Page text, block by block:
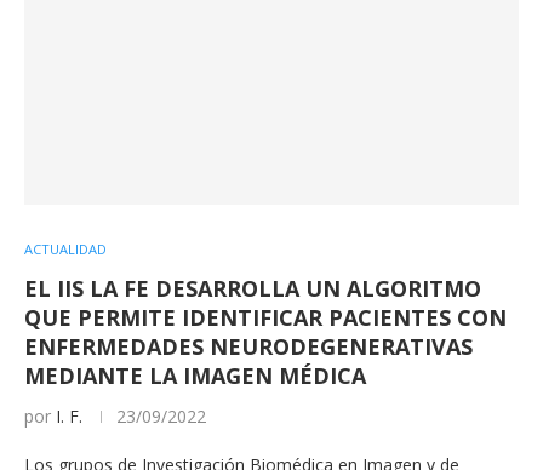
ACTUALIDAD
EL IIS LA FE DESARROLLA UN ALGORITMO
QUE PERMITE IDENTIFICAR PACIENTES CON
ENFERMEDADES NEURODEGENERATIVAS
MEDIANTE LA IMAGEN MÉDICA
por I. F. 23/09/2022
Los grupos de Investigación Biomédica en Imagen y de